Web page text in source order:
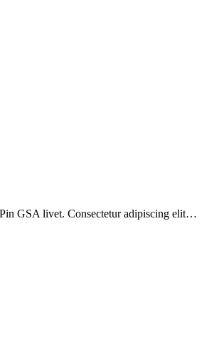
GSA livet. Consectetur adipiscing elit…